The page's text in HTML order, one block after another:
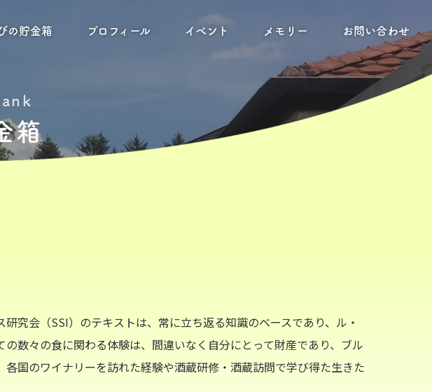
の貯金箱 プロフィール イベント メモリー お問い合わせ
箱
究会（SSI）のテキストは、常に立ち返る知識のベースであり、ル・
数々の食に関わる体験は、間違いなく自分にとって財産であり、ブル
国のワイナリーを訪れた経験や酒蔵研修・酒蔵訪問で学び得た生きた